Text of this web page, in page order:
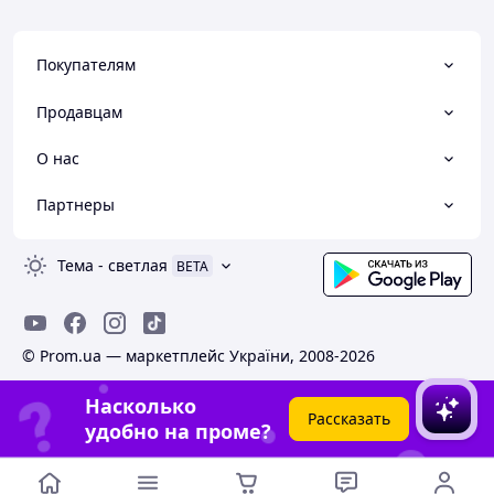
Покупателям
Продавцам
О нас
Партнеры
Тема - светлая BETA
© Prom.ua — маркетплейс України, 2008-2026
Насколько
удобно на проме?
Рассказать